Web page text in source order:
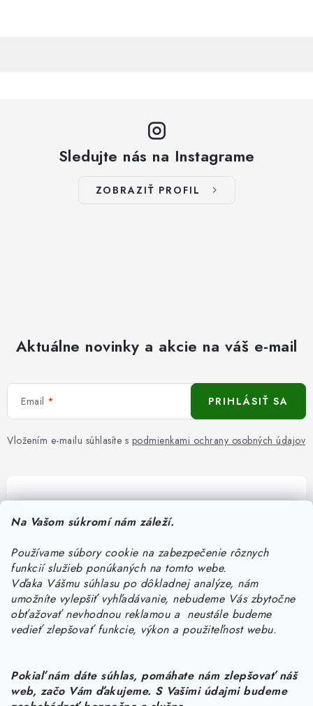
Na Vašom súkromí nám záleží.
Používame súbory cookie na zabezpečenie rôznych
funkcií služieb ponúkaných na tomto webe.
Vďaka Vášmu súhlasu po dôkladnej analýze, nám
umožníte vylepšiť vyhľadávanie, nebudeme Vás zbytočne
obťažovať nevhodnou reklamou a neustále budeme
vedieť zlepšovať funkcie, výkon a použiteľnost webu.
Pokiaľ nám dáte súhlas, pomáhate nám zlepšovať náš
web, začo Vám ďakujeme. S Vašimi údajmi budeme
Sledujte nás na Instagrame
ZOBRAZIŤ PROFIL
Aktuálne novinky a akcie na váš e-mail
Email
Vložením e-mailu súhlasíte s podmienkami ochrany osobných údajov
PRIHLÁSIŤ SA
Pomôžeme vám s výberom
Potrebujete s niečím poradiť? Sme tu pre vás!
objednavky@kurin.sk
0950456469